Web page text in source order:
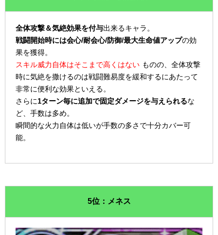
全体攻撃＆気絶効果を付与出来るキャラ。
戦闘開始時には会心/耐会心/防御/最大生命値アップの効
果を獲得。
スキル威力自体はそこまで高くはない ものの、全体攻撃
時に気絶を撒けるのは戦闘難易度を緩和するにあたって
非常に便利な効果といえる。
さらに1ターン毎に追加で固定ダメージを与えられるな
ど、手数は多め。
瞬間的な火力自体は低いが手数の多さで十分カバー可
能。
5位：メネス